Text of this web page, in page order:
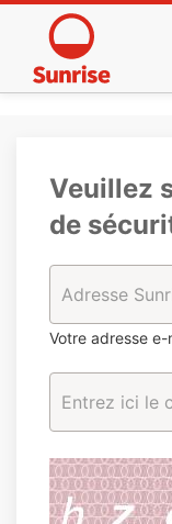
Veuillez
de
Votre adresse